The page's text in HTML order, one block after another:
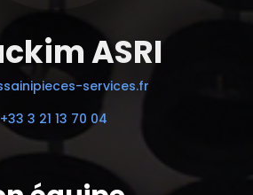
ASRI
services.fr
+33 3 21 13 70 04